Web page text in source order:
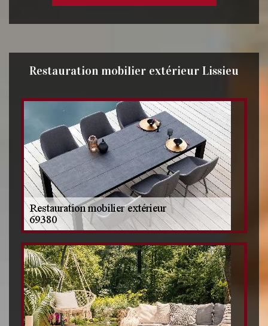
Restauration mobilier extérieur Lissieu